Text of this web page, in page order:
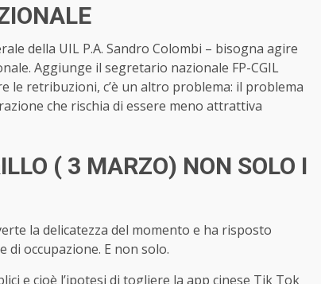
della UIL P.A. Sandro Colombi – bisogna agire
Aggiunge il segretario nazionale FP-CGIL
le retribuzioni, c’è un altro problema: il problema
che rischia di essere meno attrattiva
( 3 MARZO) NON SOLO I
la delicatezza del momento e ha risposto
occupazione. E non solo.
e cioè l’ipotesi di togliere la app cinese Tik Tok